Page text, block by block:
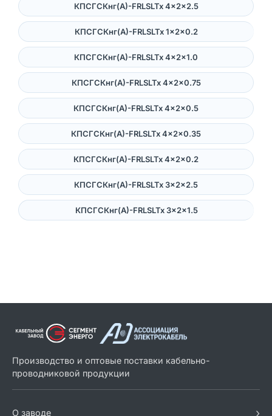
КПСГСКнг(А)-FRLSLTx 4×2×2.5
КПСГСКнг(А)-FRLSLTx 1×2×0.2
КПСГСКнг(А)-FRLSLTx 4×2×1.0
КПСГСКнг(А)-FRLSLTx 4×2×0.75
КПСГСКнг(А)-FRLSLTx 4×2×0.5
КПСГСКнг(А)-FRLSLTx 4×2×0.35
КПСГСКнг(А)-FRLSLTx 4×2×0.2
КПСГСКнг(А)-FRLSLTx 3×2×2.5
КПСГСКнг(А)-FRLSLTx 3×2×1.5
Производство и оптовые поставки кабельно-
проводниковой продукции
О заводе ›